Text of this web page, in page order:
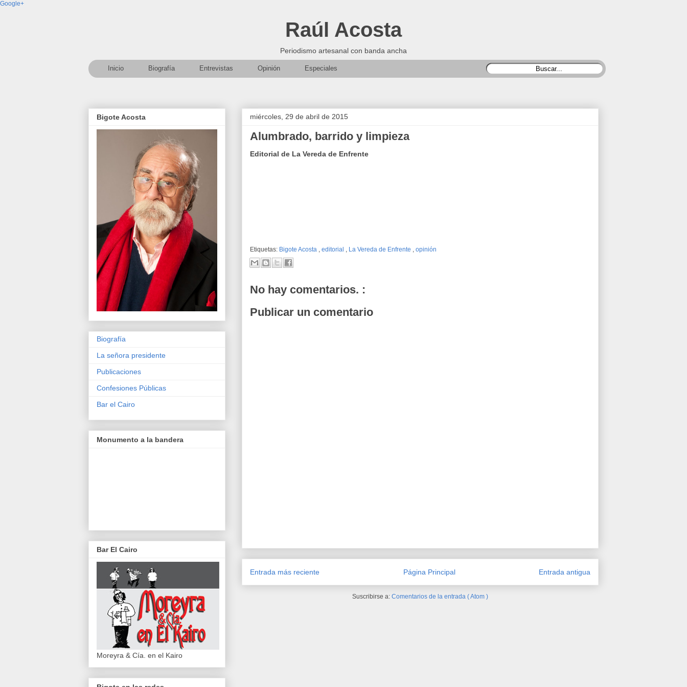
Google+
Raúl Acosta
Periodismo artesanal con banda ancha
Inicio Biografía Entrevistas Opinión Especiales
miércoles, 29 de abril de 2015
Alumbrado, barrido y limpieza
Editorial de La Vereda de Enfrente
Etiquetas: Bigote Acosta , editorial , La Vereda de Enfrente , opinión
No hay comentarios. :
Publicar un comentario
Entrada más reciente Entrada antigua
Página Principal
Suscribirse a: Comentarios de la entrada ( Atom )
Bigote Acosta
Biografía
La señora presidente
Publicaciones
Confesiones Públicas
Bar el Cairo
Monumento a la bandera
Bar El Cairo
Moreyra & Cía. en el Kairo